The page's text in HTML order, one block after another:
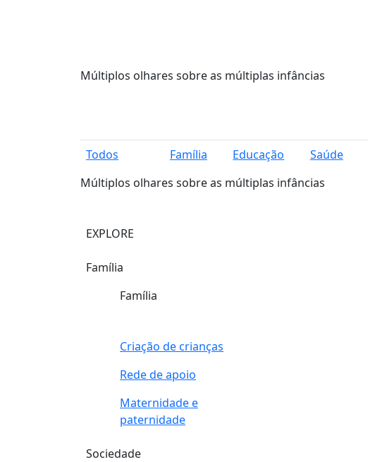
Múltiplos olhares sobre as múltiplas infâncias
Todos Família Educação Saúde
Múltiplos olhares sobre as múltiplas infâncias
EXPLORE
Família
Família
Criação de crianças
Rede de apoio
Maternidade e
paternidade
Sociedade